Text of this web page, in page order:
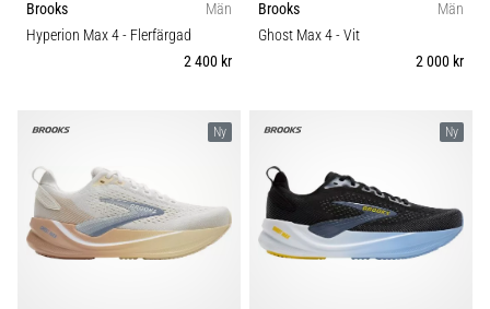
Brooks
Män
Hyperion Max 4- Flerfärgad
2 400 kr
Brooks
Män
Ghost Max 4- Vit
2 000 kr
Ny Ny